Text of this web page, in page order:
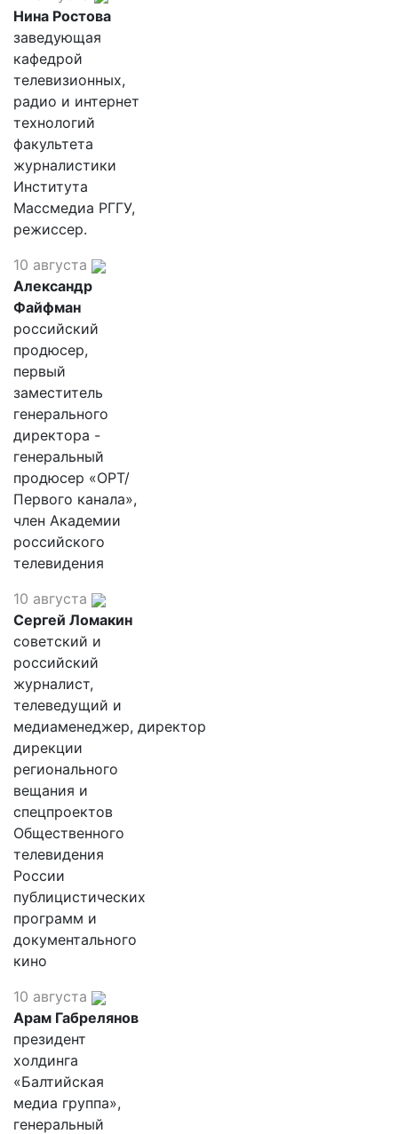
Нина Ростова
заведующая
кафедрой
телевизионных,
радио и интернет
технологий
факультета
журналистики
Института
Массмедиа РГГУ,
режиссер.
10 августа
Александр
Файфман
российский
продюсер,
первый
заместитель
генерального
директора -
генеральный
продюсер «ОРТ/
Первого канала»,
член Академии
российского
телевидения
10 августа
Сергей Ломакин
советский и
российский
журналист,
телеведущий и
медиаменеджер, директор
дирекции
регионального
вещания и
спецпроектов
Общественного
телевидения
России
публицистических
программ и
документального
кино
10 августа
Арам Габрелянов
президент
холдинга
«Балтийская
медиа группа»,
генеральный